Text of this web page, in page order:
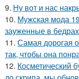
9. Ну вот и нас
10. Мужская мода
зауженные в
11. Самая дорогая
так, чтобы она
12. Косметический